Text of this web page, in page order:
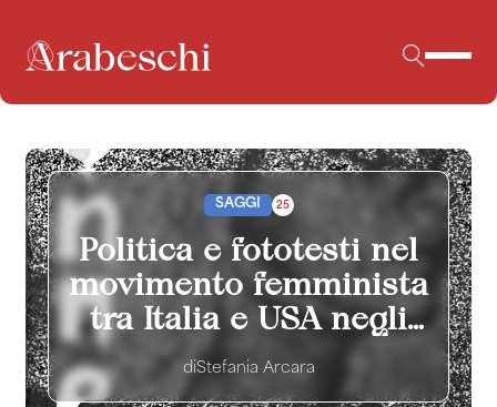
SAGGI 25
Politica e fototesti nel
movimento femminista
tra Italia e USA negli
anni Settanta: il caso di
Donne è bello
diStefania Arcara